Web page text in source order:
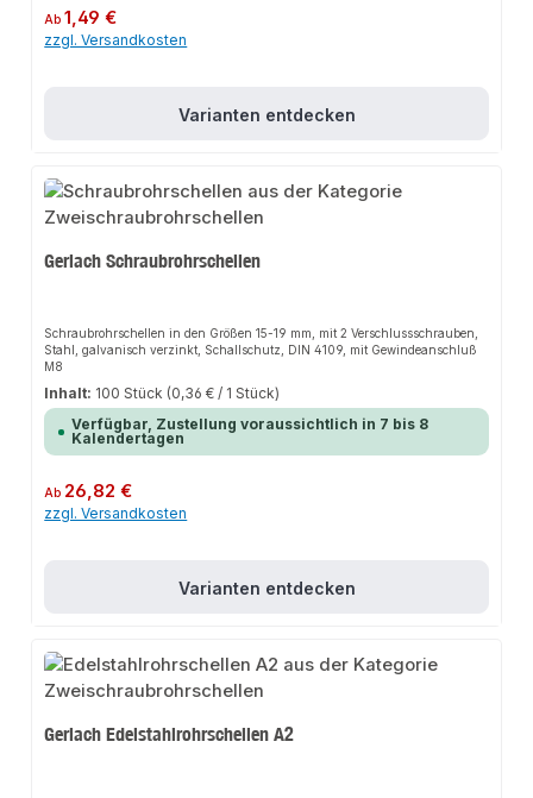
gesundheitsschädlichSchraubensicherung - Unverlierbarkeitsscheibe für
die VerschlussschraubenVerzinkte Schraubrohrschelle ohne
SchalldämmeinlageAnwendungsbereicheSanitärinstallationHeizungsbauAn
Regulärer Preis:
Ab1,49 €
zzgl. Versandkosten
Varianten entdecken
Gerlach Schraubrohrschellen
Schraubrohrschellen in den Größen 15-19 mm, mit 2 Verschlussschrauben,
Stahl, galvanisch verzinkt, Schallschutz, DIN 4109, mit Gewindeanschluß
M8
Inhalt: 100 Stück (0,36 € / 1 Stück)
Verfügbar, Zustellung voraussichtlich in 7 bis 8
Kalendertagen
Regulärer Preis:
Ab 26,82 €
zzgl. Versandkosten
Varianten entdecken
Gerlach Edelstahlrohrschellen A2